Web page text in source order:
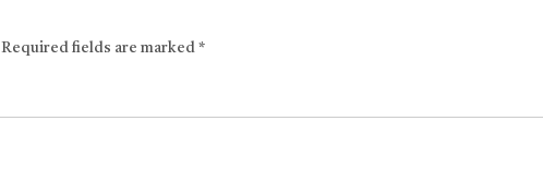
Required fields are marked *